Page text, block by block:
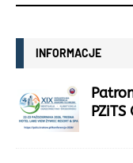
INFORMACJE